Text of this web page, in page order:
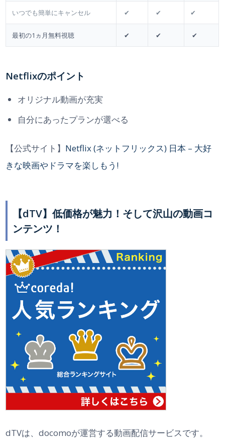
いつでも簡単にキャンセル ✔ ✔ ✔
最初の1ヵ月無料視聴 ✔ ✔ ✔
Netflixのポイント
オリジナル動画が充実
自分にあったプランが選べる
【公式サイト】 Netflix (ネットフリックス) 日本 – 大好
きな映画やドラマを楽しもう!
【dTV】低価格が魅力！そして沢山の動画コ
ンテンツ！
dTVは、docomoが運営する動画配信サービスです。